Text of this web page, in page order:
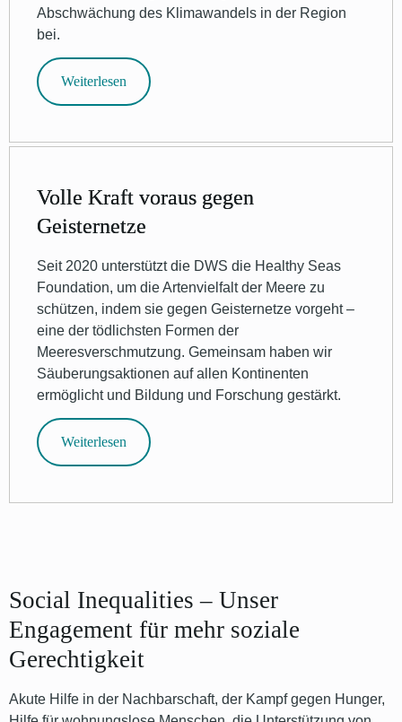
Abschwächung des Klimawandels in der Region
bei.
Weiterlesen
Volle Kraft voraus gegen
Geisternetze
Seit 2020 unterstützt die DWS die Healthy Seas
Foundation, um die Artenvielfalt der Meere zu
schützen, indem sie gegen Geisternetze vorgeht –
eine der tödlichsten Formen der
Meeresverschmutzung. Gemeinsam haben wir
Säuberungsaktionen auf allen Kontinenten
ermöglicht und Bildung und Forschung gestärkt.
Weiterlesen
Social Inequalities – Unser
Engagement für mehr soziale
Gerechtigkeit
Akute Hilfe in der Nachbarschaft, der Kampf gegen Hunger,